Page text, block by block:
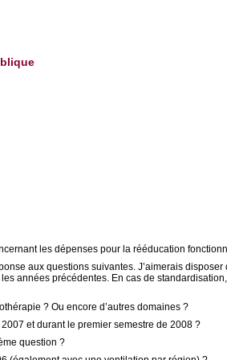
les dépenses pour la rééducation
aux questions suivantes. J’aimerais
années précédentes. En cas de
? Ou encore d’autres domaines ?
et durant le premier semestre de 2008 ?
question ?